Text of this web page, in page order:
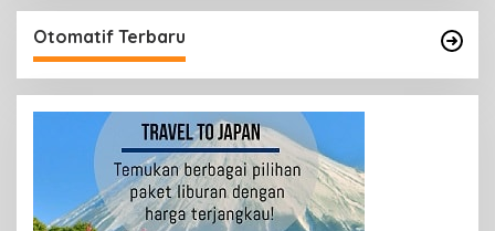
Otomatif Terbaru